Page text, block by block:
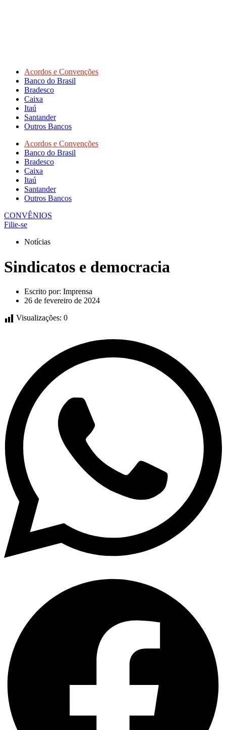
Acordos e Convenções
Banco do Brasil
Bradesco
Caixa
Itaú
Santander
Outros Bancos
Acordos e Convenções
Banco do Brasil
Bradesco
Caixa
Itaú
Santander
Outros Bancos
CONVÊNIOS
Filie-se
Notícias
Sindicatos e democracia
Escrito por: Imprensa
26 de fevereiro de 2024
Visualizações: 0